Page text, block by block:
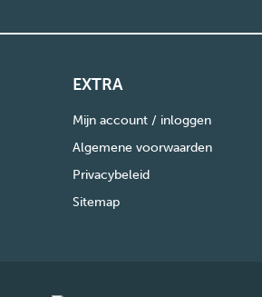
EXTRA
Mijn account / inloggen
Algemene voorwaarden
Privacybeleid
Sitemap